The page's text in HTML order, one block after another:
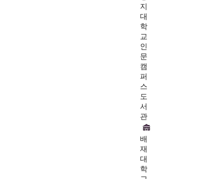
지
대
학
교
인
문
캠
퍼
스
도
서
관
배
재
대
학